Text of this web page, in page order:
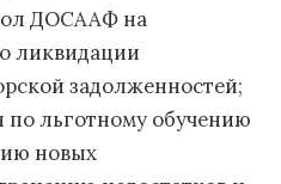
ДОСААФ на
ликвидации
задолженностей;
по льготному обучению
новых